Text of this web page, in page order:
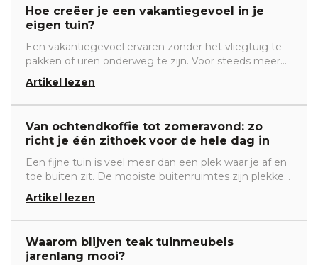
Hoe creëer je een vakantiegevoel in je
eigen tuin?
Een vakantiegevoel ervaren zonder het vliegtuig te
pakken of uren onderweg te zijn. Voor steeds meer
mensen is dat de ideale manier om te ontspannen.
We brengen meer tijd thuis door dan ooit en
daardoor groeit de behoefte aan een tuin waarin rust,
geen complete tuinverbouwing uit te voeren om van
je buitenruimte een plek te maken waar je iedere dag
een beetje vakantie beleeft.
Artikel lezen
Van ochtendkoffie tot zomeravond: zo
richt je één zithoek voor de hele dag in
Een fijne tuin is veel meer dan een plek waar je af en
toe buiten zit. De mooiste buitenruimtes zijn plekken
die je de hele dag door gebruikt. Van een rustige
ochtend met een kop koffie tot een gezellige
zomeravond met familie of vrienden. De sleutel tot
die aansluit op verschillende momenten van de dag.
Artikel lezen
Waarom blijven teak tuinmeubels
jarenlang mooi?